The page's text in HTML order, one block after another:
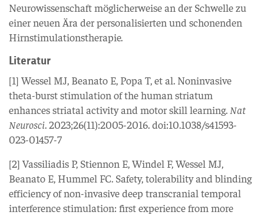
Neurowissenschaft möglicherweise an der Schwelle zu
einer neuen Ära der personalisierten und schonenden
Hirnstimulationstherapie.
Literatur
[1] Wessel MJ, Beanato E, Popa T, et al. Noninvasive
theta-burst stimulation of the human striatum
enhances striatal activity and motor skill learning. Nat
Neurosci. 2023;26(11):2005-2016. doi:10.1038/s41593-
023-01457-7
[2] Vassiliadis P, Stiennon E, Windel F, Wessel MJ,
Beanato E, Hummel FC. Safety, tolerability and blinding
efficiency of non-invasive deep transcranial temporal
interference stimulation: first experience from more